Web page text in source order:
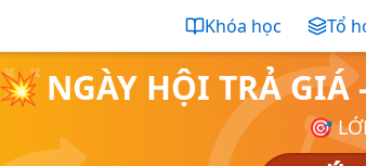
Khóa học Tổ
💥 NGÀY HỘI TRẢ GIÁ
🎯